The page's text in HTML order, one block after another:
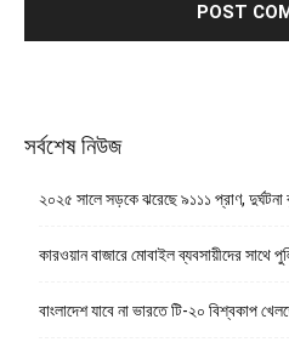
সর্বশেষ নিউজ
২০২৫ সালে সড়কে ঝরেছে ৯১১১ প্রাণ, দুর্ঘটনা
কারওয়ান বাজারে মোবাইল ব্যবসায়ীদের সাথে
বাংলাদেশ যাবে না ভারতে টি-২০ বিশ্বকাপ